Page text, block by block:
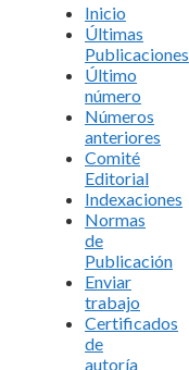
Inicio
Últimas
Publicaciones
Último
número
Números
anteriores
Comité
Editorial
Indexaciones
Normas
de
Publicación
Enviar
trabajo
Certificados
de
autoría